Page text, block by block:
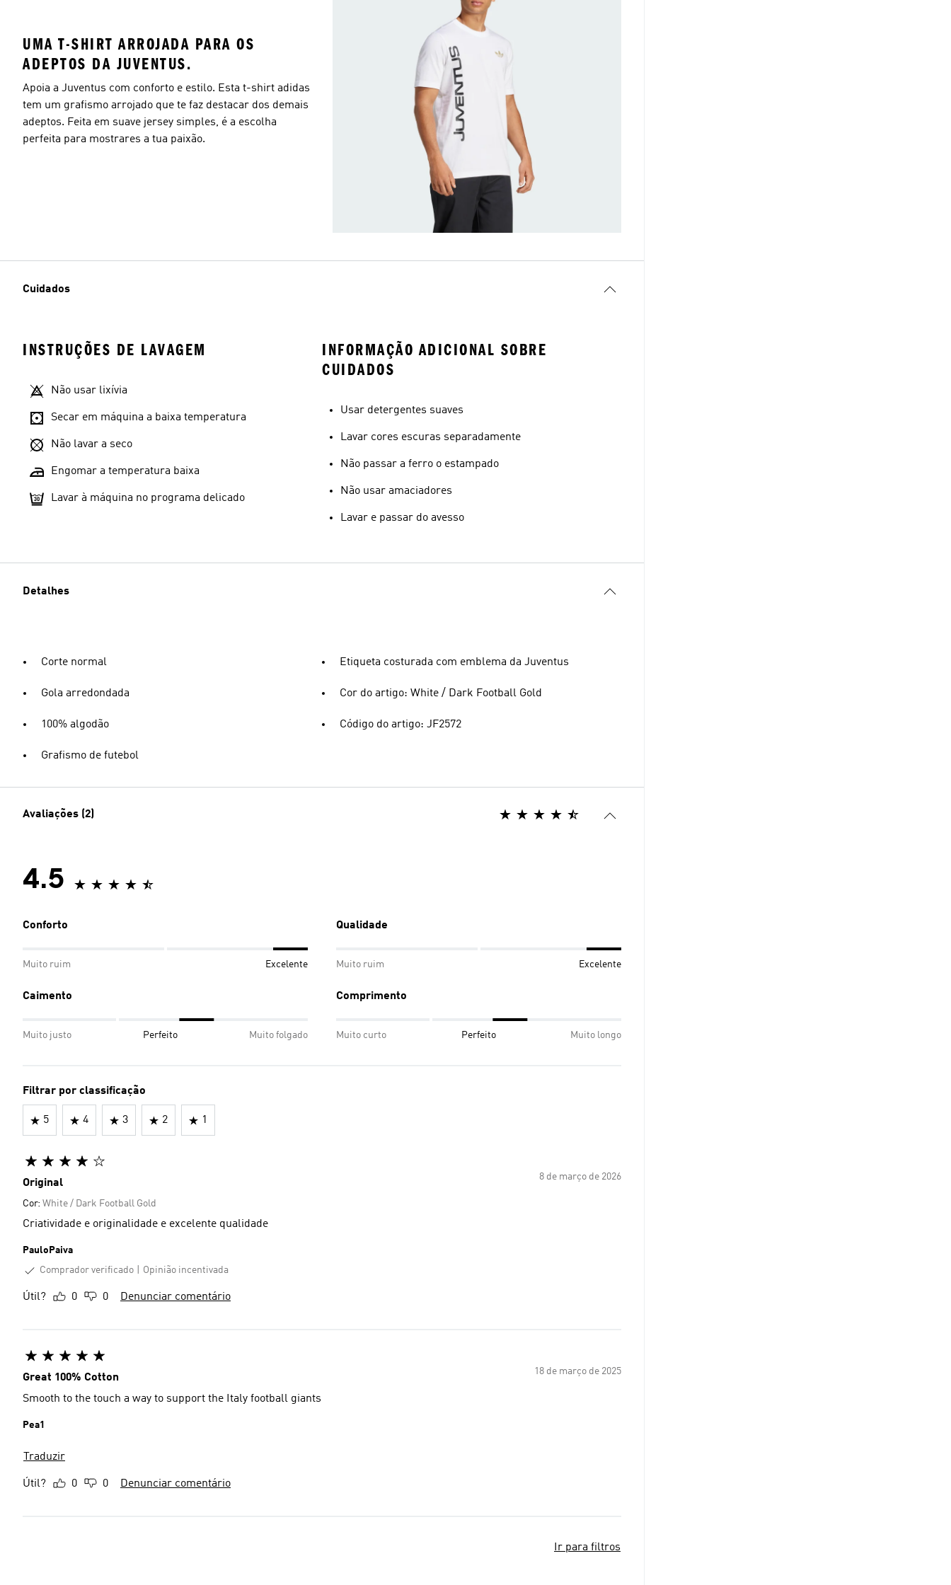
Tamanho do modelo
UMA T-SHIRT ARROJADA PARA OS
ADEPTOS DA JUVENTUS.
Apoia a Juventus com conforto e estilo. Esta t-shirt adidas
tem um grafismo arrojado que te faz destacar dos demais
adeptos. Feita em suave jersey simples, é a escolha
perfeita para mostrares a tua paixão.
Cuidados
INSTRUÇÕES DE LAVAGEM
Não usar lixívia
Secar em máquina a baixa temperatura
Não lavar a seco
Engomar a temperatura baixa
Lavar à máquina no programa delicado
INFORMAÇÃO ADICIONAL SOBRE
CUIDADOS
Usar detergentes suaves
Lavar cores escuras separadamente
Não passar a ferro o estampado
Não usar amaciadores
Lavar e passar do avesso
Detalhes
Corte normal
Gola arredondada
100% algodão
Grafismo de futebol
Etiqueta costurada com emblema da Juventus
Cor do artigo: White / Dark Football Gold
Código do artigo: JF2572
Avaliações (2)
4.5
Conforto
Muito ruim Excelente
Qualidade
Muito ruim Excelente
Caimento
Muito justo Perfeito Muito folgado
Comprimento
Muito curto Perfeito Muito longo
Filtrar por classificação
5 4 3 2 1
8 de março de 2026
Original
Cor: White / Dark Football Gold
Criatividade e originalidade e excelente qualidade
PauloPaiva
Comprador verificado
Opinião incentivada
Útil? 0 0 Denunciar comentário
18 de março de 2025
Great 100% Cotton
Smooth to the touch a way to support the Italy football giants
Pea1
Traduzir
Útil? 0 0 Denunciar comentário
Ir para filtros